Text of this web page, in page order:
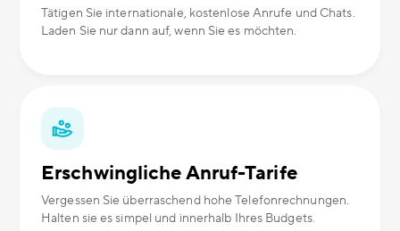
Tätigen Sie internationale, kostenlose Anrufe und Chats.
Laden Sie nur dann auf, wenn Sie es möchten.
Erschwingliche Anruf-Tarife
Vergessen Sie überraschend hohe Telefonrechnungen.
Halten sie es simpel und innerhalb Ihres Budgets.